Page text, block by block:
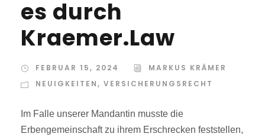
es durch
Kraemer.Law
FEBRUAR 15, 2024
MARKUS KRÄMER
NEUIGKEITEN, VERSICHERUNGSRECHT
Im Falle unserer Mandantin musste die
Erbengemeinschaft zu ihrem Erschrecken feststellen,